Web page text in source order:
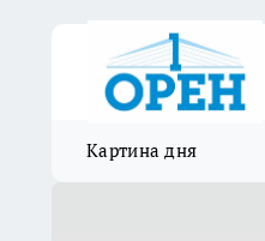
Картина дня